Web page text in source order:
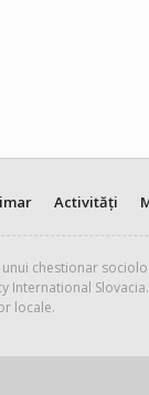
Activități
chestionar
locale.